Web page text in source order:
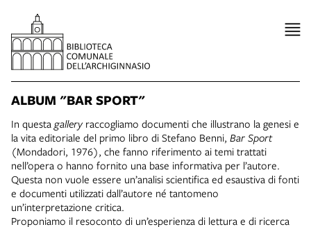
ALBUM "BAR SPORT"
In questa galleryraccogliamo documenti che illustrano la genesi e
la vita editoriale del primo libro di Stefano Benni, Bar Sport
(Mondadori, 1976), che fanno riferimento ai temi trattati
nell’opera o hanno fornito una base informativa per l’autore.
Questa non vuole essere un’analisi scientifica ed esaustiva di fonti
e documenti utilizzati dall’autore né tantomeno
un’interpretazione critica.
Proponiamo il resoconto di un’esperienza di lettura e di ricerca